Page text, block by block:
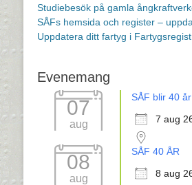
Studiebesök på gamla
SÅFs hemsida och register –
Uppdatera ditt fartyg i
Evenemang
07
aug
SÅF blir 40 år
7 aug
08
aug
SÅF 40 ÅR
8 aug